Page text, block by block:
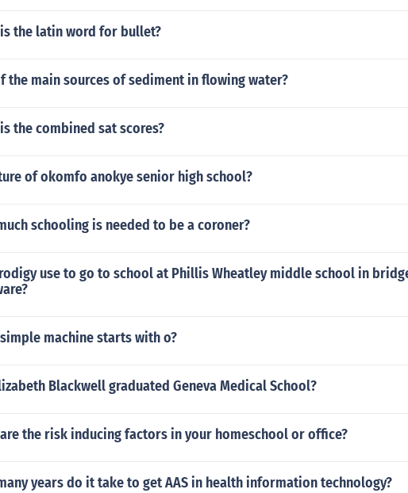
the latin word for bullet?
the main sources of sediment in flowing water?
the combined sat scores?
of okomfo anokye senior high school?
schooling is needed to be a coroner?
use to go to school at Phillis Wheatley middle school in
machine starts with o?
Blackwell graduated Geneva Medical School?
the risk inducing factors in your homeschool or office?
years do it take to get AAS in health information technology?